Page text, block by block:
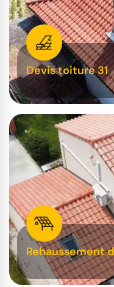
Devis toiture 31
Rehaussement